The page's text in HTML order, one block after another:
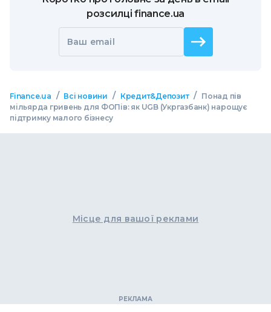
розсилці finance.ua
Ваш email
Finance.ua / Всі новини / Кредит&Депозит / Понад пів
мільярда гривень для ФОПів: як UGB (Укргазбанк) нарощує
підтримку малого бізнесу
Місце для вашої реклами